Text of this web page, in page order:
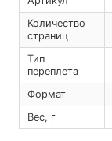
Количество
страниц
Тип
переплета
Формат
Вес, г